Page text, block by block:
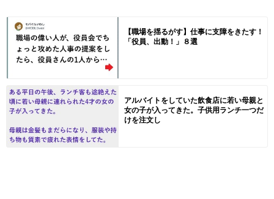
【職場を揺るがす】仕事に支障をきたす！
「役員、出動！」８選
アルバイトをしていた飲食店に若い母親と
女の子が入ってきた。子供用ランチ一つだ
けを注文し